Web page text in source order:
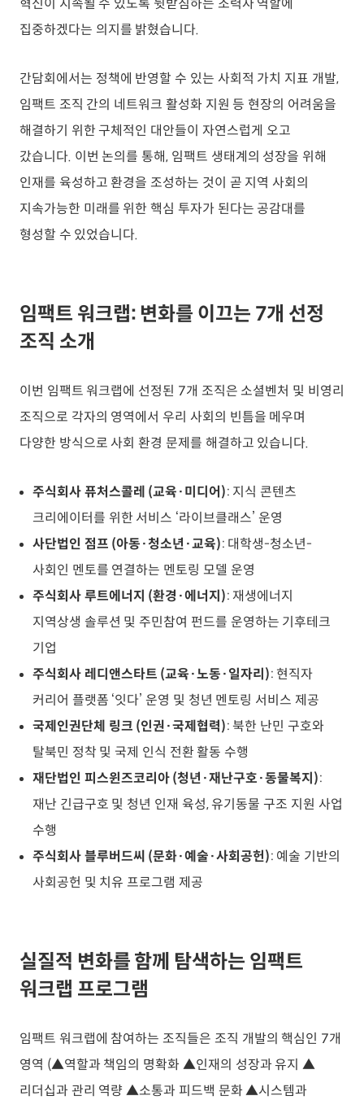
혁신이 지속될 수 있도록 뒷받침하는 조력자 역할에
집중하겠다는 의지를 밝혔습니다.
간담회에서는 정책에 반영할 수 있는 사회적 가치 지표 개발,
임팩트 조직 간의 네트워크 활성화 지원 등 현장의 어려움을
해결하기 위한 구체적인 대안들이 자연스럽게 오고
갔습니다. 이번 논의를 통해, 임팩트 생태계의 성장을 위해
인재를 육성하고 환경을 조성하는 것이 곧 지역 사회의
지속가능한 미래를 위한 핵심 투자가 된다는 공감대를
형성할 수 있었습니다.
임팩트 워크랩: 변화를 이끄는 7개 선정
조직 소개
이번 임팩트 워크랩에 선정된 7개 조직은 소셜벤처 및 비영리
조직으로 각자의 영역에서 우리 사회의 빈틈을 메우며
다양한 방식으로 사회 환경 문제를 해결하고 있습니다.
주식회사 퓨처스콜레 (교육·미디어): 지식 콘텐츠
크리에이터를 위한 서비스 ‘라이브클래스’ 운영
사단법인 점프 (아동·청소년·교육): 대학생-청소년-
사회인 멘토를 연결하는 멘토링 모델 운영
주식회사 루트에너지 (환경·에너지): 재생에너지
지역상생 솔루션 및 주민참여 펀드를 운영하는 기후테크
기업
주식회사 레디앤스타트 (교육·노동·일자리): 현직자
커리어 플랫폼 ‘잇다’ 운영 및 청년 멘토링 서비스 제공
국제인권단체 링크 (인권·국제협력): 북한 난민 구호와
탈북민 정착 및 국제 인식 전환 활동 수행
재단법인 피스윈즈코리아 (청년·재난구호·동물복지):
재난 긴급구호 및 청년 인재 육성, 유기동물 구조 지원 사업
수행
주식회사 블루버드씨 (문화·예술·사회공헌): 예술 기반의
사회공헌 및 치유 프로그램 제공
실질적 변화를 함께 탐색하는 임팩트
워크랩 프로그램
임팩트 워크랩에 참여하는 조직들은 조직 개발의 핵심인 7개
영역 (▲역할과 책임의 명확화 ▲인재의 성장과 유지 ▲
리더십과 관리 역량 ▲소통과 피드백 문화 ▲시스템과